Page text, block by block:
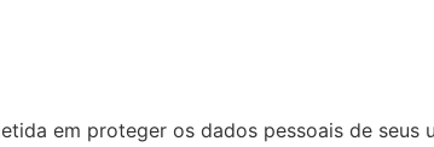
em proteger os dados pessoais de seus